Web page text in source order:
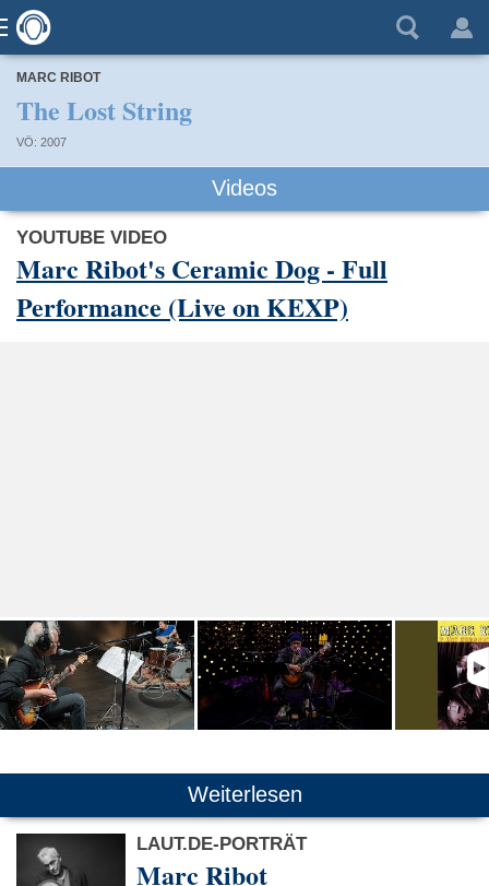
MARC RIBOT
The Lost String
VÖ: 2007
Videos
YOUTUBE VIDEO
Marc Ribot's Ceramic Dog - Full
Performance (Live on KEXP)
Weiterlesen
LAUT.DE-PORTRÄT
Marc Ribot